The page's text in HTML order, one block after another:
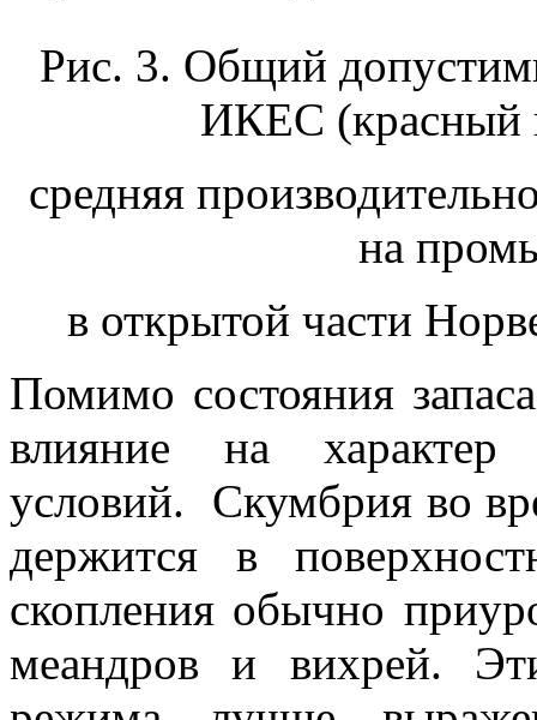
Рис. 3. Общий
ИКЕС (красный
средняя
на
в открытой части
Помимо состояния
влияние на характер
условий. Скумбрия во
держится в
скопления обычно
меандров и вихрей.